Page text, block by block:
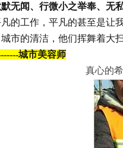
无闻、行微小之举奉、无
的工作，平凡的甚至是让
市的清洁，他们挥舞着大
城市美容师
真心的